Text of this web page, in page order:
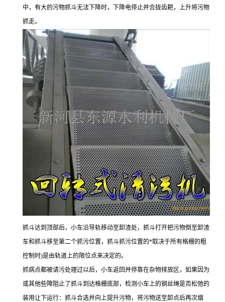
中，有大的污物抓斗无法下降时，下降电停止并合拢齿耙，上升将污物
抓走。
抓斗达到顶部后，小车沿导轨移动至卸渣处，抓斗打开把污物倒至卸渣
车和抓斗移至第二个抓污位置，抓斗抓污位置的*取决于所有格栅的粗
控制时)是由轨道上的限位点来决定的。
抓病点都被请污处理过以后，小车返回并停靠在杂物排放区，如果因为
或其他些障阻止了抓斗到达格栅底部，检测小车上的钢丝绳是否松弛的
装用让下运行：抓斗合选并向上提升污物，将污物送至卸点后再次烟